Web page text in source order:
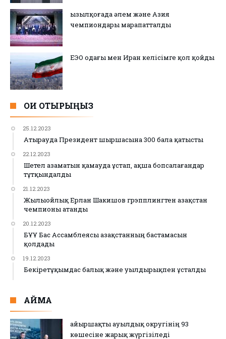
Қызылқоғада әлем және Азия
чемпиондары марапатталды
ЕЭО одағы мен Иран келісімге қол қойды
ОҚИ ОТЫРЫҢЫЗ
25.12.2023
Атырауда Президент шыршасына 300 бала қатысты
22.12.2023
Шетел азаматын қамауда ұстап, ақша бопсалағандар
тұтқындалды
21.12.2023
Жылыойлық Ерлан Шакишов грэпплингтен Қазақстан
чемпионы атанды
20.12.2023
БҰҰ Бас Ассамблеясы Қазақстанның бастамасын
қолдады
19.12.2023
Бекіретұқымдас балық және уылдырықпен ұсталды
АЙМАҚ
Қайыршақты ауылдық округінің 93
көшесіне жарық жүргізіледі